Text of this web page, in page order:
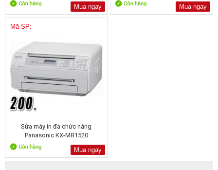
Mua ngay
Mua ngay
Mã SP:
Sửa máy in đa chức năng
Panasonic KX-MB1520
Mua ngay